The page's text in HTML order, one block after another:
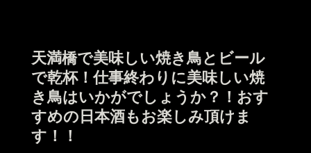
天満橋で美味しい焼き鳥とビール
で乾杯！仕事終わりに美味しい焼
き鳥はいかがでしょうか？！おす
すめの日本酒もお楽しみ頂けま
す！！